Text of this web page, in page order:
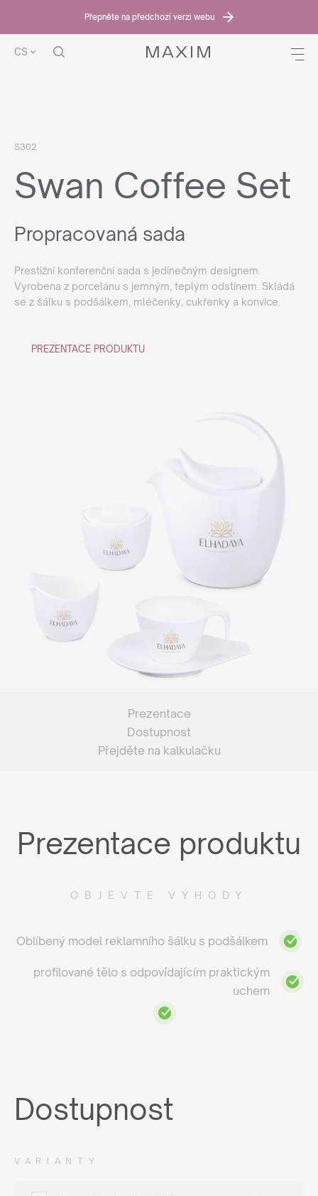
Přepněte na předchozí verzi webu
CS
S302
Swan Coffee Set
Propracovaná sada
Prestižní konferenční sada s jedinečným designem.
Vyrobena z porcelánu s jemným, teplým odstínem. Skládá
se z šálku s podšálkem, mléčenky, cukřenky a konvice.
PREZENTACE PRODUKTU
Prezentace
Dostupnost
Přejděte na kalkulačku
Prezentace produktu
OBJEVTE VÝHODY
Oblíbený model reklamního šálku s podšálkem
profilované tělo s odpovídajícím praktickým
uchem
Dostupnost
VARIANTY